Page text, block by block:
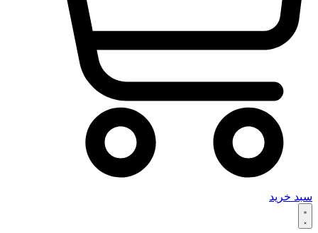
سبد خرید